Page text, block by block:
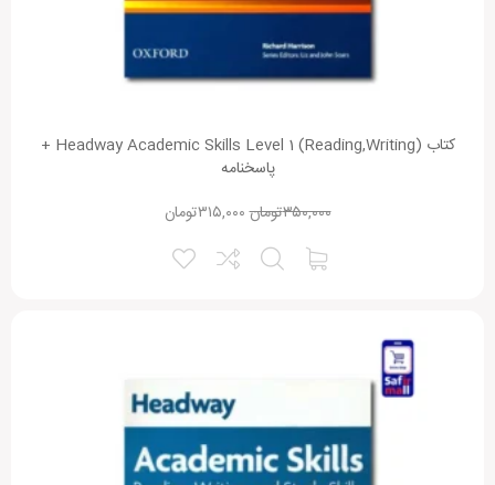
کتاب Headway Academic Skills Level 1 (Reading,Writing) +
پاسخنامه
تومان۳۵۰,۰۰۰ تومان۳۱۵,۰۰۰